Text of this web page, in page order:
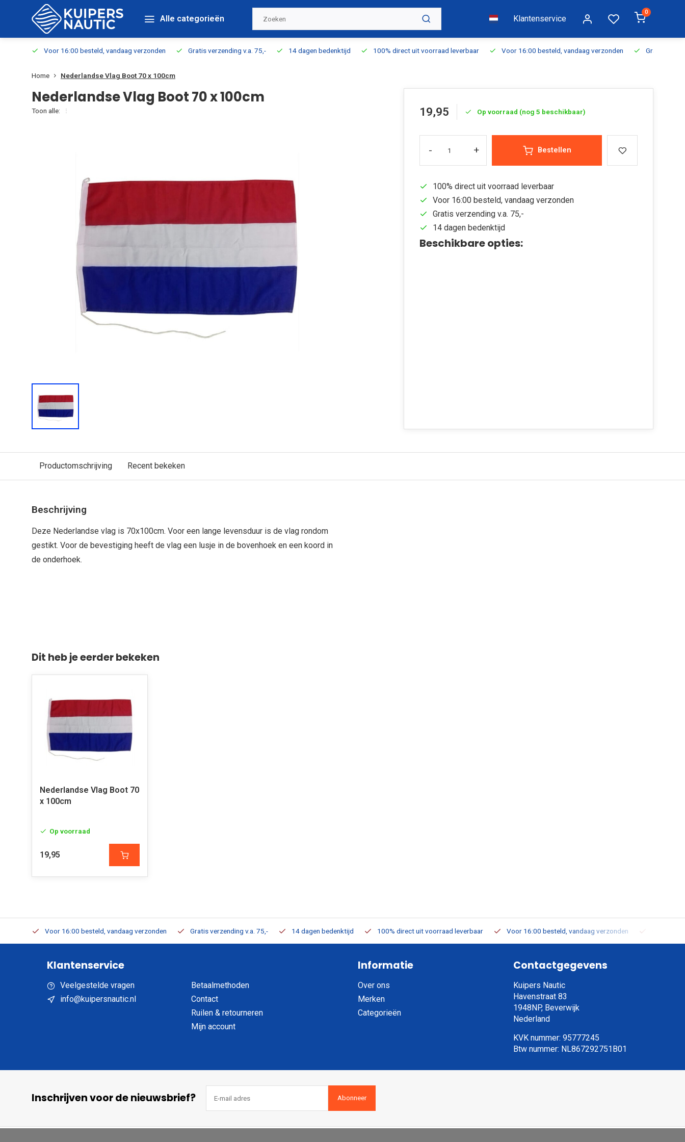
Alle categorieën Klantenservice
0
Voor 16:00 besteld, vandaag verzonden Gratis verzending v.a. 75,- 14 dagen bedenktijd 100% direct uit voorraad leverbaar Voor 16:00 besteld, vandaag verzonden Gratis
Home Nederlandse Vlag Boot 70 x 100cm
Nederlandse Vlag Boot 70 x 100cm
Toon alle: 19,95 Op voorraad (nog 5 beschikbaar)
- + Bestellen
100% direct uit voorraad leverbaar
Voor 16:00 besteld, vandaag verzonden
Gratis verzending v.a. 75,-
14 dagen bedenktijd
Beschikbare opties:
Productomschrijving Recent bekeken
Beschrijving
Deze Nederlandse vlag is 70x100cm. Voor een lange levensduur is de vlag rondom
gestikt. Voor de bevestiging heeft de vlag een lusje in de bovenhoek en een koord in
de onderhoek.
Dit heb je eerder bekeken
Nederlandse Vlag Boot 70
x 100cm
Op voorraad
19,95
Voor 16:00 besteld, vandaag verzonden Gratis verzending v.a. 75,- 14 dagen bedenktijd 100% direct uit voorraad leverbaar Voor 16:00 besteld, vandaag verzonden
Klantenservice
Veelgestelde vragen
info@kuipersnautic.nl
Betaalmethoden
Contact
Ruilen & retourneren
Mijn account
Informatie
Over ons
Merken
Categorieën
Contactgegevens
Kuipers Nautic
Havenstraat 83
1948NP, Beverwijk
Nederland
KVK nummer: 95777245
Btw nummer: NL867292751B01
Inschrijven voor de nieuwsbrief? Abonneer